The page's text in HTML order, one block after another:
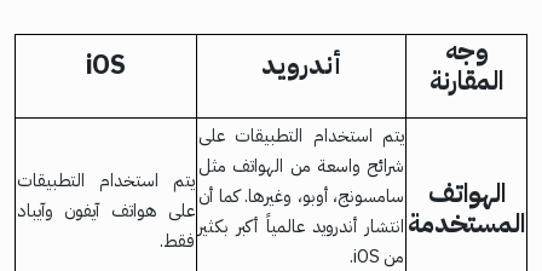
وجه
المقارنة أندرويد iOS
الهواتف
المستخدمة
يتم استخدام التطبيقات على
شرائح واسعة من الهواتف مثل
سامسونج، أوبو، وغيرها. كما أن
انتشار أندرويد عالمياً أكبر بكثير
من iOS.
يتم استخدام التطبيقات
على هواتف آيفون وآيباد
فقط.